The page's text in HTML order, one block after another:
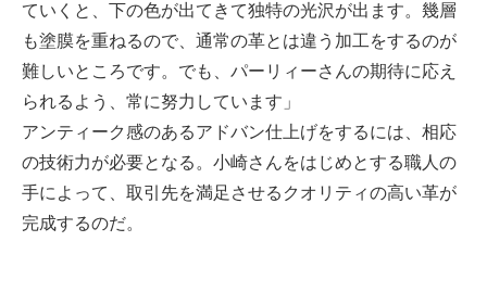
ていくと、下の色が出てきて独特の光沢が出ます。幾層
も塗膜を重ねるので、通常の革とは違う加工をするのが
難しいところです。でも、パーリィーさんの期待に応え
られるよう、常に努力しています」
アンティーク感のあるアドバン仕上げをするには、相応
の技術力が必要となる。小崎さんをはじめとする職人の
手によって、取引先を満足させるクオリティの高い革が
完成するのだ。